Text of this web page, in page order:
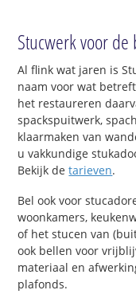
Stucwerk voor
Al flink wat jaren is
naam voor wat
het restaureren
spackspuitwerk,
klaarmaken van
u vakkundige
Bekijk detarieven.
Bel ook voor
woonkamers,
of het stucen van
ook bellen voor
materiaal en
plafonds.